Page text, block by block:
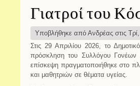
Γιατροί του
Υποβλήθηκε από Ανδρέας στις
Στις 29 Απριλίου 2026, το
πρόσκληση του Συλλόγου
επίσκεψη πραγματοποιήθηκε στο
και μαθητριών σε θέματα υγείας.